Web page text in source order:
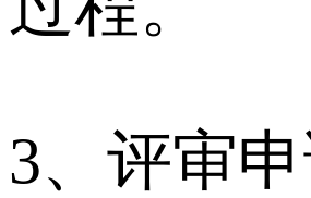
3、评审